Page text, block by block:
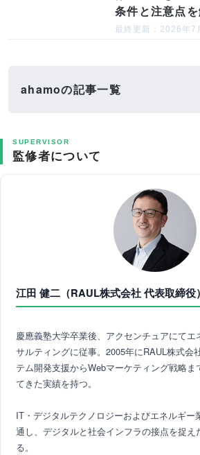
条件と注意点
最終更新：2026年7
ahamoの記事一覧
SUPERVISOR
監修者について
江田 健二（RAUL株式会社 代表取締役）
慶應義塾大学卒業後、アクセンチュアにて
サルティングに従事。2005年にRAUL株式会
テム開発支援からWebマーケティング戦略ま
てきた実績を持つ。
IT・デジタルテクノロジーおよびエネルギー
通し、デジタルと社会インフラの接点を捉
る。